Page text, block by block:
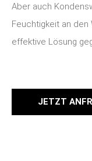
Aber auch
Feuchtigkeit an
effektive Lösung
JETZT